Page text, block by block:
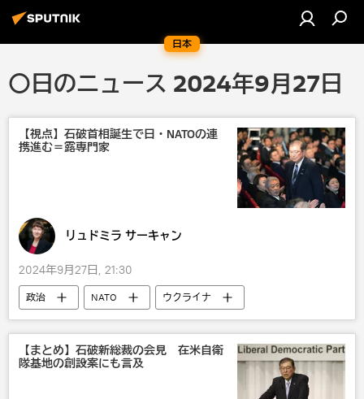
日本
〇日のニュース 2024年9月27日
【視点】石破首相誕生で日・NATOの連
携進む＝露専門家
リュドミラ サーキャン
2024年9月27日, 21:30
政治 NATO
ウクライナ
台湾
韓国 G7
国際
国内
自民党 オピニオン
【まとめ】石破新総裁の会見 在米自衛
隊基地の創設案にも言及